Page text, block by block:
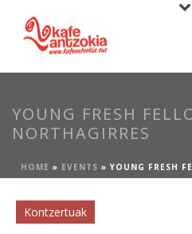
YOUNG FRESH
NORTHAGIRRES
HOME » EVENTS » YOUNG FRESH
Kontzertuak